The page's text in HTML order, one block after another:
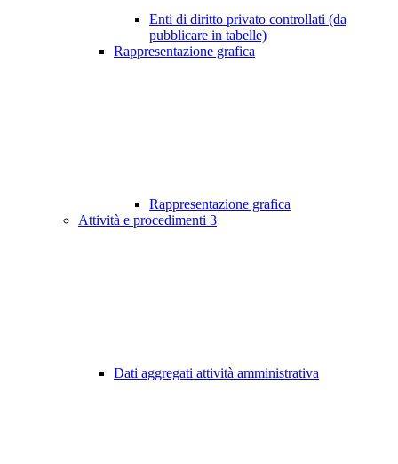
Enti di diritto privato controllati (da
pubblicare in tabelle)
Rappresentazione grafica
Rappresentazione grafica
Attività e procedimenti 3
Dati aggregati attività amministrativa